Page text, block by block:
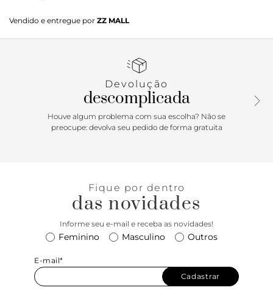
longo, salto médio bloco e ponta fina. Fechada, traz recorte
em V no topo do cano e zíper em toda a extensão da lateral
Vendido e entregue por ZZ MALL
Devolução
descomplicada
Houve algum problema com sua escolha? Não se
preocupe: devolva seu pedido de forma gratuita
Fique por dentro
das novidades
Informe seu e-mail e receba as novidades!
Feminino Masculino Outros
E-mail*
Cadastrar